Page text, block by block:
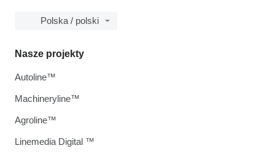
Polska / polski
Nasze projekty
Autoline™
Machineryline™
Agroline™
Linemedia Digital ™